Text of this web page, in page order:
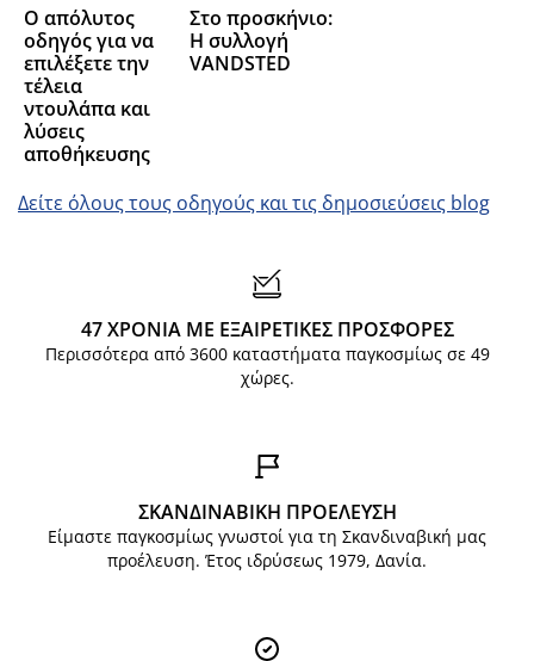
O απόλυτος
οδηγός για να
επιλέξετε την
τέλεια
ντουλάπα και
λύσεις
αποθήκευσης
Στο προσκήνιο:
Η συλλογή
VANDSTED
Δείτε όλους τους οδηγούς και τις δημοσιεύσεις blog
47 ΧΡΟΝΙΑ ΜΕ ΕΞΑΙΡΕΤΙΚΕΣ ΠΡΟΣΦΟΡΕΣ
Περισσότερα από 3600 καταστήματα παγκοσμίως σε 49
χώρες.
ΣΚΑΝΔΙΝΑΒΙΚΗ ΠΡΟΕΛΕΥΣΗ
Είμαστε παγκοσμίως γνωστοί για τη Σκανδιναβική μας
προέλευση. Έτος ιδρύσεως 1979, Δανία.